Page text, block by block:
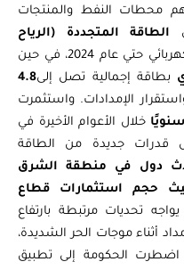
محطات النفط والمنتجات
الطاقة المتجددة (الرياح
من المزيج الكهربائي حتي عام 2024، في حين
إجمالية تصل إلى4.8
الإمدادات. واستثمرت
خلال الأعوام الأخيرة في
قدرات جديدة من الطاقة
دول في منطقة الشرق
حجم استثمارات قطاع
تحديات مرتبطة بارتفاع
أثناء موجات الحر الشديدة،
صيف 2024 حين اضطرت الحكومة إلى تطبيق